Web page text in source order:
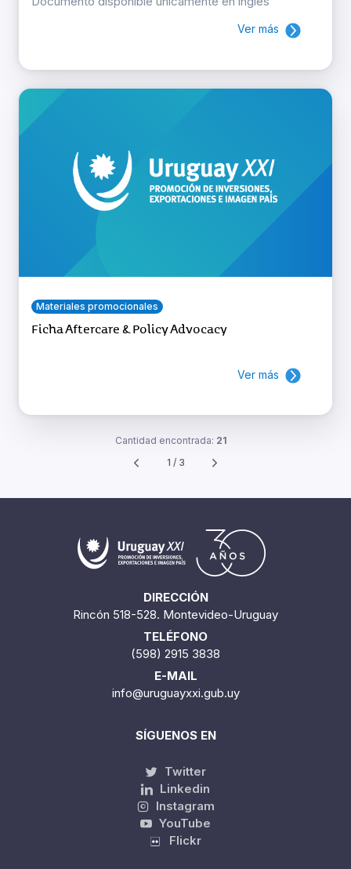
Ver más
Materiales promocionales
Ficha Aftercare & Policy Advocacy
Ver más
Cantidad encontrada: 21
1 / 3
DIRECCIÓN
Rincón 518-528. Montevideo-Uruguay
TELÉFONO
(598) 2915 3838
E-MAIL
info@uruguayxxi.gub.uy
SÍGUENOS EN
Twitter
Linkedin
Instagram
YouTube
Flickr